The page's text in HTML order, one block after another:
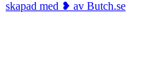
skapad med ❥ av Butch.se